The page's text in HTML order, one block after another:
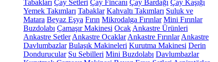
Tabakları Çay Setleri Çay Fincanı Çay Bardağı Çay Kaşığı
Yemek Takımları Tabaklar Kahvaltı Takımları Suluk ve
Matara Beyaz Eşya Fırın Mikrodalga Fırınlar Mini Fırınlar
Buzdolabı Çamaşır Makinesi Ocak Ankastre Ürünleri
Ankastre Setler Ankastre Ocaklar Ankastre Fırınlar Ankastre
Davlumbazlar Bulaşık Makineleri Kurutma Makinesi Derin
Dondurucular Su Sebilleri Mini Buzdolabı Davlumbazlar